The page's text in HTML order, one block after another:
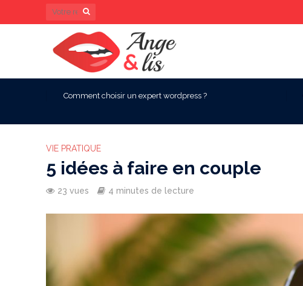
Comment choisir un expert wordpress ?
VIE PRATIQUE
5 idées à faire en couple
23 vues 4 minutes de lecture